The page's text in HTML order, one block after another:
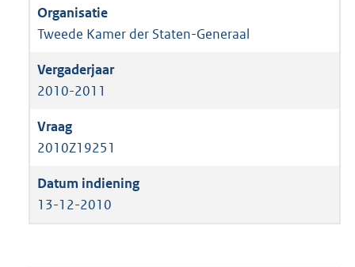
Tweede Kamer der Staten-Generaal
2010-2011
2010Z19251
13-12-2010